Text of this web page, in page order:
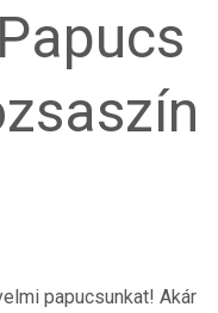
papucsunkat! Akár